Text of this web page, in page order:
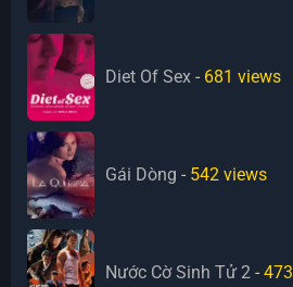
Diet Of Sex - 681 views
Gái Dòng - 542 views
Nước Cờ Sinh Tử 2 - 473